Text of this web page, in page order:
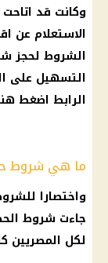
وكانت قد اتاحت
الاستعلام عن
الشروط لحجز
التسهيل على
الرابط اضغط
ما هي شروط
واختصارا
جاءت شروط
لكل المصريين